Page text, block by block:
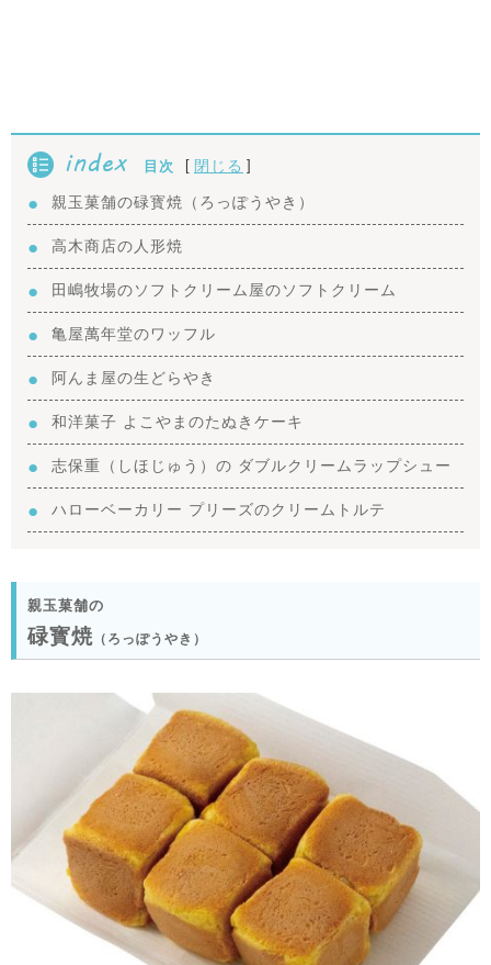
index 目次 [ 閉じる ]
親玉菓舗の碌寳焼（ろっぽうやき）
高木商店の人形焼
田嶋牧場のソフトクリーム屋のソフトクリーム
亀屋萬年堂のワッフル
阿んま屋の生どらやき
和洋菓子 よこやまのたぬきケーキ
志保重（しほじゅう）の ダブルクリームラップシュー
ハローベーカリー プリーズのクリームトルテ
親玉菓舗の
碌寳焼 （ろっぽうやき）